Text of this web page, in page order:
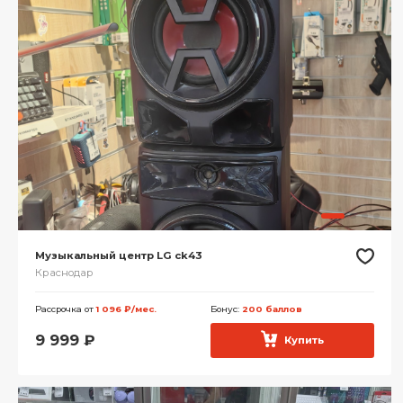
Музыкальный центр LG ck43
Краснодар
Рассрочка от1 096 ₽/мес. Бонус: 200 баллов
9 999 ₽ Купить